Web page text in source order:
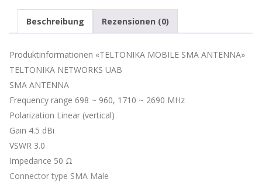
Beschreibung Rezensionen (0)
Produktinformationen «TELTONIKA MOBILE SMA ANTENNA»
TELTONIKA NETWORKS UAB
SMA ANTENNA
Frequency range 698 ~ 960, 1710 ~ 2690 MHz
Polarization Linear (vertical)
Gain 4.5 dBi
VSWR 3.0
Impedance 50 Ω
Connector type SMA Male